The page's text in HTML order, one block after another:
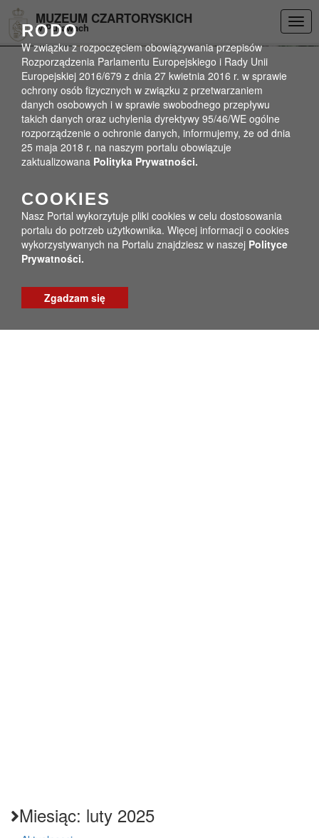
DEKLARACJA DOSTĘPNOŚCI
MUZEUM CZARTORYSKICH
w Puławach
Miesiąc: luty 2025
RODO
W związku z rozpoczęciem obowiązywania przepisów
Rozporządzenia Parlamentu Europejskiego i Rady Unii
Europejskiej 2016/679 z dnia 27 kwietnia 2016 r. w sprawie
ochrony osób fizycznych w związku z przetwarzaniem
danych osobowych i w sprawie swobodnego przepływu
takich danych oraz uchylenia dyrektywy 95/46/WE ogólne
rozporządzenie o ochronie danych, informujemy, że od dnia
25 maja 2018 r. na naszym portalu obowiązuje
zaktualizowana Polityka Prywatności.
COOKIES
Nasz Portal wykorzytuje pliki cookies w celu dostosowania
portalu do potrzeb użytkownika. Więcej informacji o cookies
wykorzystywanych na Portalu znajdziesz w naszej Polityce
Prywatności.
Zgadzam się